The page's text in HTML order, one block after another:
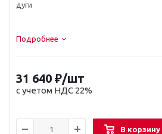
дуги
Подробнее
31 640 ₽/шт
с учетом НДС 22%
В корзину